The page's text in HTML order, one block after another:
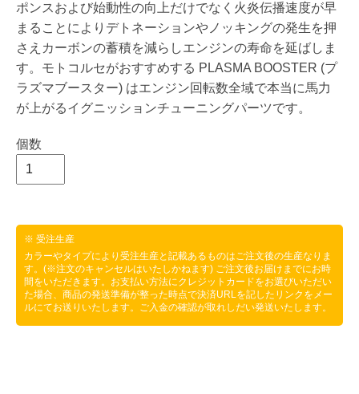
ポンスおよび始動性の向上だけでなく火炎伝播速度が早
まることによりデトネーションやノッキングの発生を押
さえカーボンの蓄積を減らしエンジンの寿命を延ばしま
す。モトコルセがおすすめする PLASMA BOOSTER (プ
ラズマブースター) はエンジン回転数全域で本当に馬力
が上がるイグニッションチューニングパーツです。
個数
※ 受注生産
カラーやタイプにより受注生産と記載あるものはご注文後の生産なりま
す。(※注文のキャンセルはいたしかねます) ご注文後お届けまでにお時
間をいただきます。お支払い方法にクレジットカードをお選びいただい
た場合、商品の発送準備が整った時点で決済URLを記したリンクをメー
ルにてお送りいたします。ご入金の確認が取れしだい発送いたします。